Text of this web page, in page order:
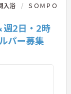
入浴
ＳＯＭＰＯ
週2日・2時
パー募集